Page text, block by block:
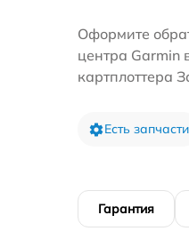
Оформите
центра Garmin
картплоттера
Есть запчасти
Гарантия